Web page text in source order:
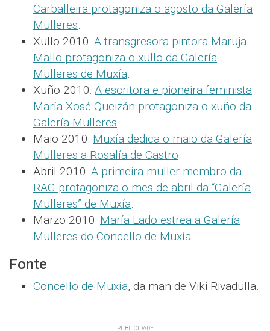
Carballeira protagoniza o agosto da Galería
Mulleres.
Xullo 2010: A transgresora pintora Maruja
Mallo protagoniza o xullo da Galería
Mulleres de Muxía.
Xuño 2010: A escritora e pioneira feminista
María Xosé Queizán protagoniza o xuño da
Galería Mulleres.
Maio 2010: Muxía dedica o maio da Galería
Mulleres a Rosalía de Castro.
Abril 2010: A primeira muller membro da
RAG protagoniza o mes de abril da “Galería
Mulleres” de Muxía.
Marzo 2010: María Lado estrea a Galería
Mulleres do Concello de Muxía.
Fonte
Concello de Muxía, da man de Viki Rivadulla.